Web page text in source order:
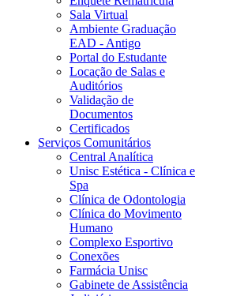
Sala Virtual
Ambiente Graduação
EAD - Antigo
Portal do Estudante
Locação de Salas e
Auditórios
Validação de
Documentos
Certificados
Serviços Comunitários
Central Analítica
Unisc Estética - Clínica e
Spa
Clínica de Odontologia
Clínica do Movimento
Humano
Complexo Esportivo
Conexões
Farmácia Unisc
Gabinete de Assistência